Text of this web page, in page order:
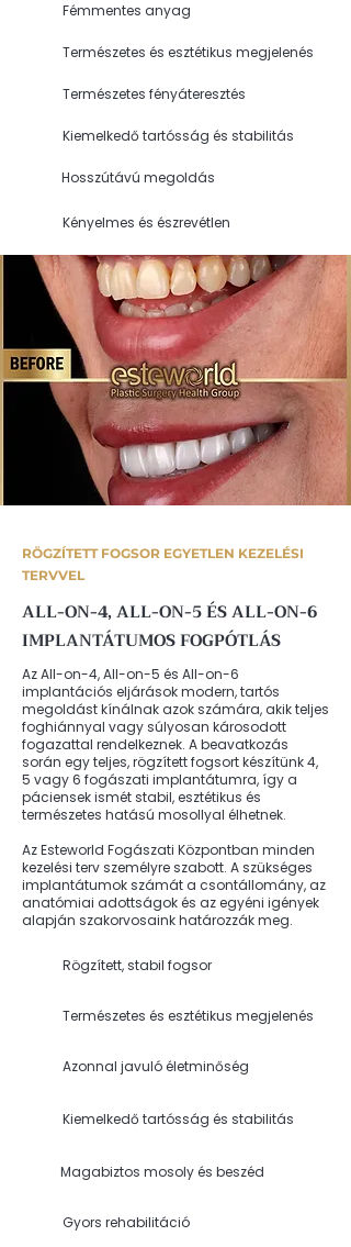
Fémmentes anyag
Természetes és esztétikus megjelenés
Természetes fényáteresztés
Kiemelkedő tartósság és stabilitás
Hosszútávú megoldás
Kényelmes és észrevétlen
RÖGZÍTETT FOGSOR EGYETLEN KEZELÉSI
TERVVEL
ALL-ON-4, ALL-ON-5 ÉS ALL-ON-6
IMPLANTÁTUMOS FOGPÓTLÁS
Az All-on-4, All-on-5 és All-on-6
implantációs eljárások modern, tartós
megoldást kínálnak azok számára, akik teljes
foghiánnyal vagy súlyosan károsodott
fogazattal rendelkeznek. A beavatkozás
során egy teljes, rögzített fogsort készítünk 4,
5 vagy 6 fogászati implantátumra, így a
páciensek ismét stabil, esztétikus és
természetes hatású mosollyal élhetnek.
Az Esteworld Fogászati Központban minden
kezelési terv személyre szabott. A szükséges
implantátumok számát a csontállomány, az
anatómiai adottságok és az egyéni igények
alapján szakorvosaink határozzák meg.
Rögzített, stabil fogsor
Természetes és esztétikus megjelenés
Azonnal javuló életminőség
Kiemelkedő tartósság és stabilitás
Magabiztos mosoly és beszéd
Gyors rehabilitáció